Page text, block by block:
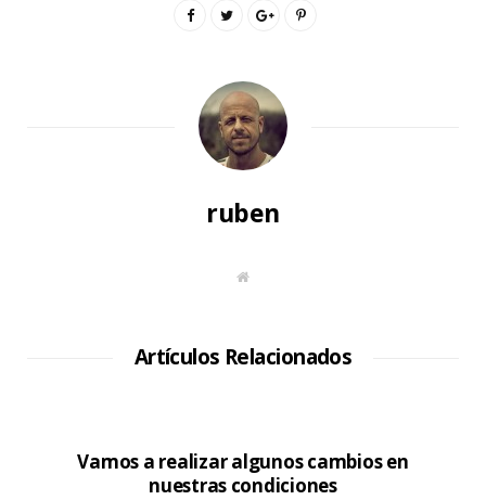
ruben
S
W
Artículos Relacionados
Vamos a realizar algunos cambios en
nuestras condiciones